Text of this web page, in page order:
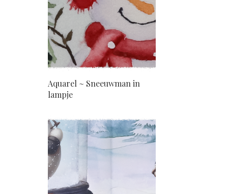
Aquarel ~ Sneeuwman in
lampje